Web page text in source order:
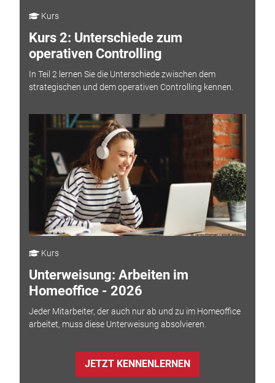
Kurs
Kurs 2: Unterschiede zum
operativen Controlling
In Teil 2 lernen Sie die Unterschiede zwischen dem
strategischen und dem operativen Controlling kennen.
Kurs
Unterweisung: Arbeiten im
Homeoffice - 2026
Jeder Mitarbeiter, der auch nur ab und zu im Homeoffice
arbeitet, muss diese Unterweisung absolvieren.
JETZT KENNENLERNEN